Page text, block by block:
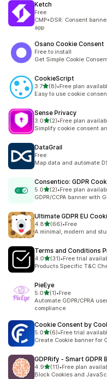
Ketch
Free
CMP+DSR: Consent
app
Osano Cookie Consent
Free to install
Get Simple Cookie
CookieScript
3.7별 5개 중
(8)
총 리뷰 8개
•Free plan
Easy to use cookie
Sense Privacy
3.0별 5개 중
(2)
총 리뷰 2개
•Free plan
Simplify cookie consent
DataGrail
Free
Map data and automate
Consentico: GDPR
5.0별 5개 중
(2)
총 리뷰 2개
•Free plan
GDPR/CCPA banner with
Ultimate GDPR EU
4.8별 5개 중
(66)
총 리뷰 66개
•Free
A minimal, modern and
Terms and Conditions
4.0별 5개 중
(31)
총 리뷰 31개
•Free trial
Products Specific T&C
PieEye
5.0별 5개 중
(1)
총 리뷰 1개
•Free
Automate GDPR/CPRA
compliance
Cookie Consent by
5.0별 5개 중
(6)
총 리뷰 6개
•Free trial
Create Cookie banner for
GDPRify ‑ Smart GDPR
4.9별 5개 중
(11)
총 리뷰 11개
•Free plan
Block Cookies and